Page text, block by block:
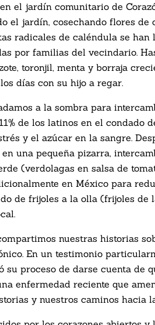
el jardín comunitario de
el jardín, cosechando flores
radicales de caléndula se
por familias del vecindario.
toronjil, menta y borraja
días con su hijo a regar.
a la sombra para
de los latinos en el condado
y el azúcar en la sangre.
una pequeña pizarra,
(verdolagas en salsa de
en México para
de frijoles a la olla (frijoles de
nuestras historias
En un testimonio
su proceso de darse cuenta de
enfermedad reciente que
y nuestros caminos hacia